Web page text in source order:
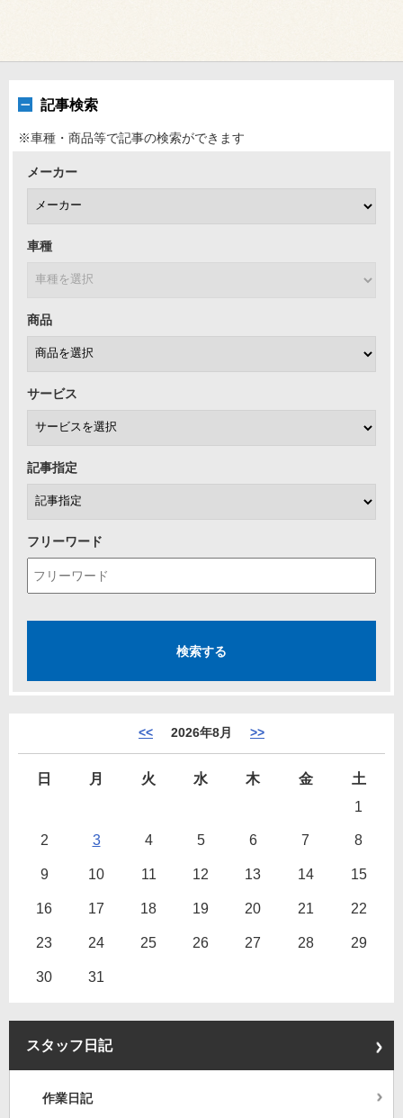
記事検索
※車種・商品等で記事の検索ができます
メーカー
車種
商品
サービス
記事指定
フリーワード
<< 2026年8月 >>
日 月 火 水 木 金
土
1
2 3 4 5 6 7 8
9 10 11 12 13 14 15
16 17 18 19 20 21 22
23 24 25 26 27 28 29
30 31
スタッフ日記
作業日記